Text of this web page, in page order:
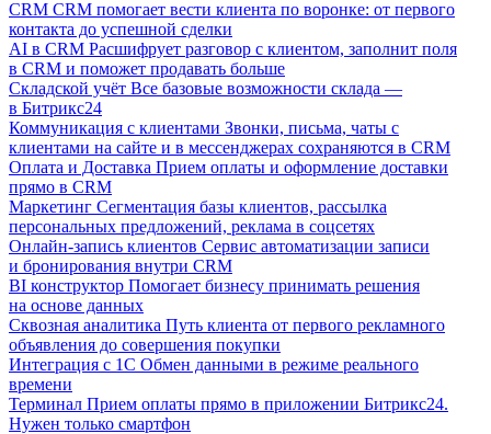
CRM CRM помогает вести клиента по воронке: от первого
контакта до успешной сделки
AI в CRM Расшифрует разговор с клиентом, заполнит поля
в CRM и поможет продавать больше
Складской учёт Все базовые возможности склада —
в Битрикс24
Коммуникация с клиентами Звонки, письма, чаты с
клиентами на сайте и в мессенджерах сохраняются в CRM
Оплата и Доставка Прием оплаты и оформление доставки
прямо в CRM
Маркетинг Сегментация базы клиентов, рассылка
персональных предложений, реклама в соцсетях
Онлайн-запись клиентов Сервис автоматизации записи
и бронирования внутри CRM
BI конструктор Помогает бизнесу принимать решения
на основе данных
Сквозная аналитика Путь клиента от первого рекламного
объявления до совершения покупки
Интеграция с 1С Обмен данными в режиме реального
времени
Терминал Прием оплаты прямо в приложении Битрикс24.
Нужен только смартфон